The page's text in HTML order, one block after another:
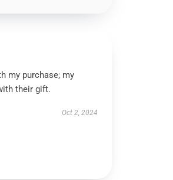
my purchase; my
their gift.
Oct 2, 2024